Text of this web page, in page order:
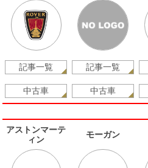
記事一覧
中古車
記事一覧
中古車
アストンマーテ
ィン
モーガン